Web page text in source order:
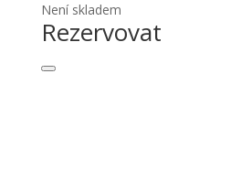
Není skladem
Rezervovat